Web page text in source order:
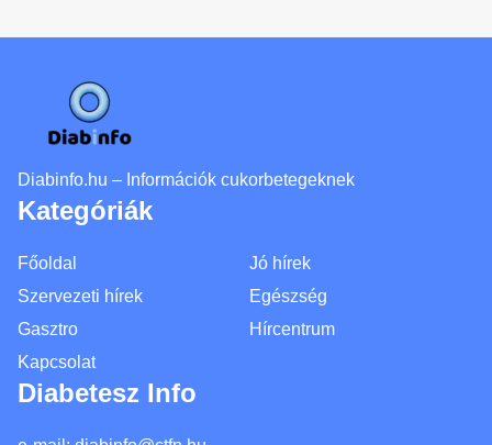
Diabinfo.hu – Információk cukorbetegeknek
Kategóriák
Főoldal
Jó hírek
Szervezeti hírek
Egészség
Gasztro
Hírcentrum
Kapcsolat
Diabetesz Info